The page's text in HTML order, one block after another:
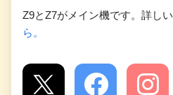
Z9とZ7がメイン機です。詳しい
ら。